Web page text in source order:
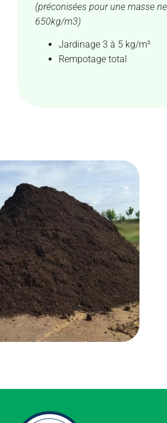
(préconisées pour une masse
650kg/m3)
Jardinage 3 à 5 kg/m²
Rempotage total